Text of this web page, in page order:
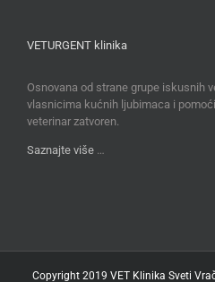
VETURGENT klinika
Osnovana od strane grupe iskusnih
vlasnicima kućnih ljubimaca i
veterinar zatvoren.
Saznajte više …
Copyright 2019 VET Klinika Sveti